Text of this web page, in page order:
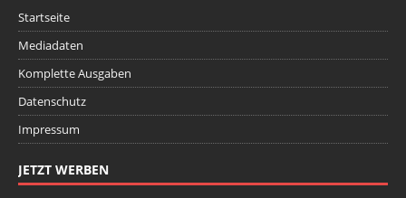
Startseite
Mediadaten
Komplette Ausgaben
Datenschutz
Impressum
JETZT WERBEN